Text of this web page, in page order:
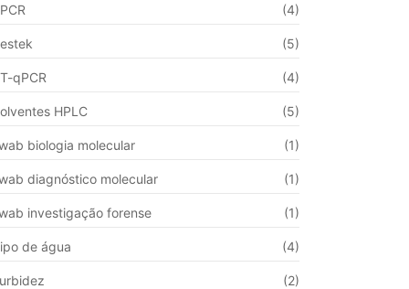
(4)
(5)
qPCR (4)
HPLC (5)
biologia molecular (1)
diagnóstico molecular (1)
investigação forense (1)
de água (4)
(2)